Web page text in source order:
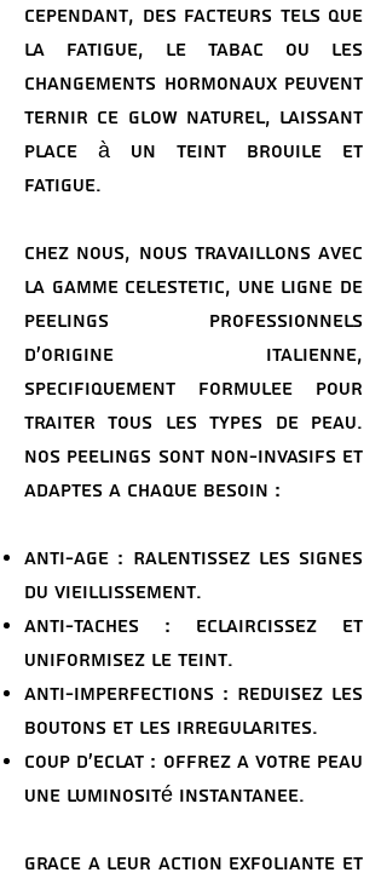
Cependant, des facteurs tels que
la fatigue, le tabac ou les
changements hormonaux peuvent
ternir ce glow naturel, laissant
place à un teint brouile et
fatigue.
Chez nous, nous travaillons avec
la gamme Celestetic, une ligne de
peelings professionnels
d'origine italienne,
specifiquement formulee pour
traiter tous les types de peau.
Nos peelings sont non-invasifs et
adaptes a chaque besoin :
Anti-age : Ralentissez les signes
du vieillissement.
Anti-taches : eclaircissez et
uniformisez le teint.
Anti-imperfections : Reduisez les
boutons et les irregularites.
Coup d’eclat : Offrez a votre peau
une luminosité instantanee.
grace a leur action exfoliante et